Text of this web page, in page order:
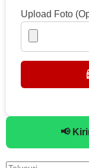
Upload Foto
📢